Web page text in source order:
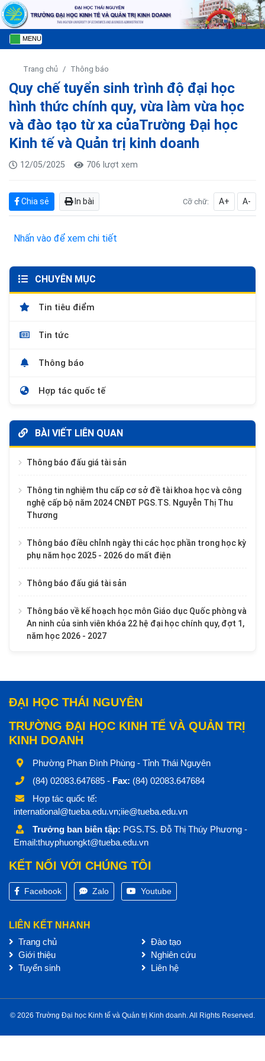
MENU
Trang chủ Thông báo
Quy chế tuyển sinh trình độ đại học
hình thức chính quy, vừa làm vừa học
và đào tạo từ xa củaTrường Đại học
Kinh tế và Quản trị kinh doanh
12/05/2025 706 lượt xem
Chia sẻ In bài Cỡ chữ: A+ A-
Nhấn vào để xem chi tiết
CHUYÊN MỤC
Tin tiêu điểm
Tin tức
Thông báo
Hợp tác quốc tế
BÀI VIẾT LIÊN QUAN
Thông báo đấu giá tài sản
Thông tin nghiệm thu cấp cơ sở đề tài khoa học và công
nghệ cấp bộ năm 2024 CNĐT PGS.TS. Nguyễn Thị Thu
Thương
Thông báo điều chỉnh ngày thi các học phần trong học kỳ
phụ năm học 2025 - 2026 do mất điện
Thông báo đấu giá tài sản
Thông báo về kế hoạch học môn Giáo dục Quốc phòng và
An ninh của sinh viên khóa 22 hệ đại học chính quy, đợt 1,
năm học 2026 - 2027
ĐẠI HỌC THÁI NGUYÊN
TRƯỜNG ĐẠI HỌC KINH TẾ VÀ QUẢN TRỊ
KINH DOANH
Phường Phan Đình Phùng - Tỉnh Thái Nguyên
(84) 02083.647685 - Fax: (84) 02083.647684
Hợp tác quốc tế:
international@tueba.edu.vn;iie@tueba.edu.vn
Trưởng ban biên tập: PGS.TS. Đỗ Thị Thúy Phương -
Email:thuyphuongkt@tueba.edu.vn
KẾT NỐI VỚI CHÚNG TÔI
Facebook Zalo Youtube
LIÊN KẾT NHANH
Trang chủ
Giới thiệu
Tuyển sinh
Đào tạo
Nghiên cứu
Liên hệ
© 2026 Trường Đại học Kinh tế và Quản trị Kinh doanh. All Rights Reserved.